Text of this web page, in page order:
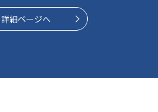
詳細ページへ